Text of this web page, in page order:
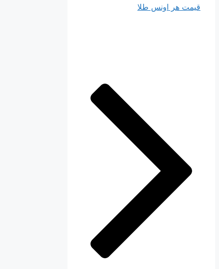
قیمت هر اونس طلا